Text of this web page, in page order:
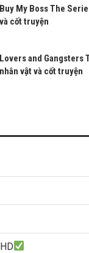
Buy My Boss The
và cốt truyện
Lovers and Gangsters
nhân vật và cốt truyện